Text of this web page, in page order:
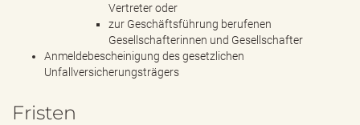
Vertreter oder
zur Geschäftsführung berufenen
Gesellschafterinnen und Gesellschafter
Anmeldebescheinigung des gesetzlichen
Unfallversicherungsträgers
Fristen